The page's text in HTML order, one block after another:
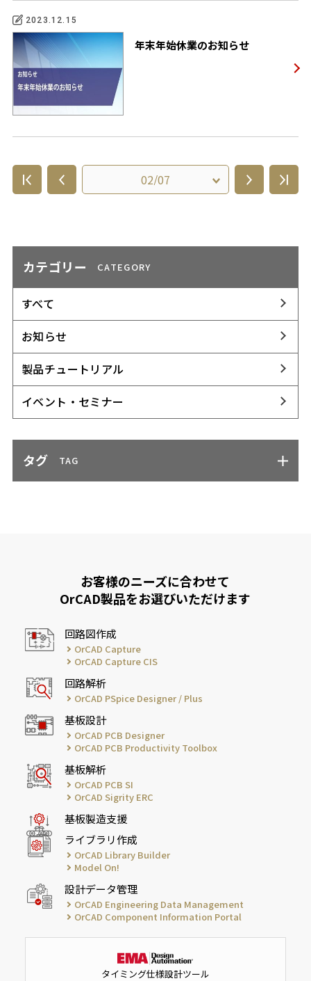
2023.12.15
年末年始休業のお知らせ
カテゴリー CATEGORY
すべて
お知らせ
製品チュートリアル
イベント・セミナー
タグ TAG
お客様のニーズに合わせて
OrCAD製品をお選びいただけます
回路図作成
OrCAD Capture
OrCAD Capture CIS
回路解析
OrCAD PSpice Designer / Plus
基板設計
OrCAD PCB Designer
OrCAD PCB Productivity Toolbox
基板解析
OrCAD PCB SI
OrCAD Sigrity ERC
基板製造支援
ライブラリ作成
OrCAD Library Builder
Model On!
設計データ管理
OrCAD Engineering Data Management
OrCAD Component Information Portal
タイミング仕様設計ツール